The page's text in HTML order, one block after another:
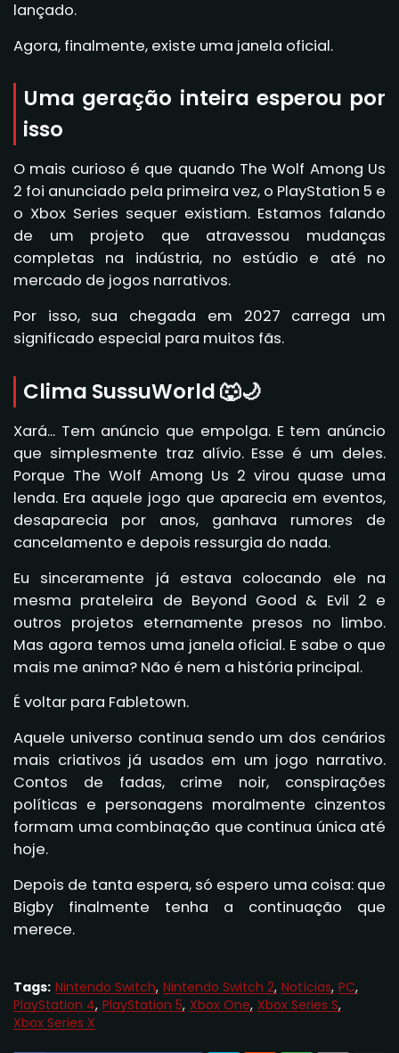
lançado.
Agora, finalmente, existe uma janela oficial.
Uma geração inteira esperou por
isso
O mais curioso é que quando The Wolf Among Us
2 foi anunciado pela primeira vez, o PlayStation 5 e
o Xbox Series sequer existiam. Estamos falando
de um projeto que atravessou mudanças
completas na indústria, no estúdio e até no
mercado de jogos narrativos.
Por isso, sua chegada em 2027 carrega um
significado especial para muitos fãs.
Clima SussuWorld 🐺🌙
Xará... Tem anúncio que empolga. E tem anúncio
que simplesmente traz alívio. Esse é um deles.
Porque The Wolf Among Us 2 virou quase uma
lenda. Era aquele jogo que aparecia em eventos,
desaparecia por anos, ganhava rumores de
cancelamento e depois ressurgia do nada.
Eu sinceramente já estava colocando ele na
mesma prateleira de Beyond Good & Evil 2 e
outros projetos eternamente presos no limbo.
Mas agora temos uma janela oficial. E sabe o que
mais me anima? Não é nem a história principal.
É voltar para Fabletown.
Aquele universo continua sendo um dos cenários
mais criativos já usados em um jogo narrativo.
Contos de fadas, crime noir, conspirações
políticas e personagens moralmente cinzentos
formam uma combinação que continua única até
hoje.
Depois de tanta espera, só espero uma coisa: que
Bigby finalmente tenha a continuação que
merece.
Tags: Nintendo Switch Nintendo Switch 2 Notícias PC
PlayStation 4 PlayStation 5 Xbox One Xbox Series S
Xbox Series X